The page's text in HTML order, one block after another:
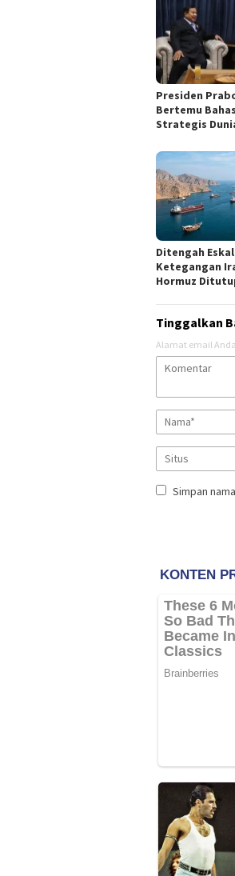
Presiden
Bertemu
Strategis
Ditengah
Ketegangan
Hormuz
Tinggalkan
Alamat email
Simpan